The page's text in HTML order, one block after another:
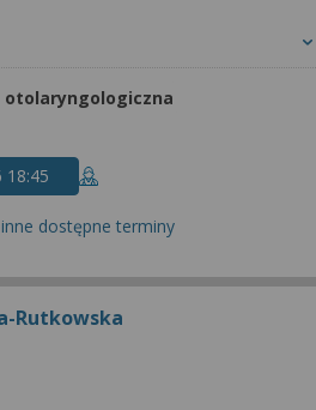
otolaryngologiczna
18:45
dostępne terminy
Rutkowska